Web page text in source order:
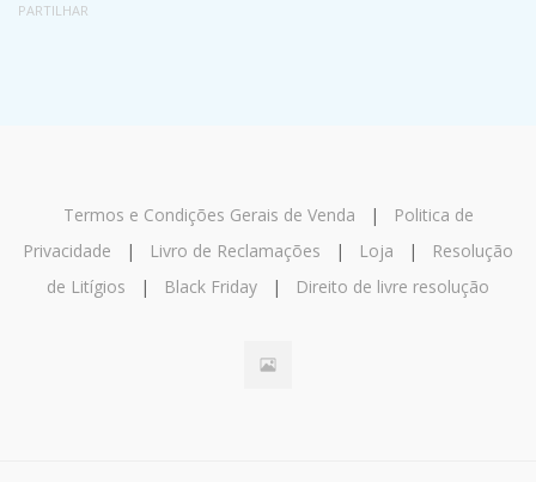
PARTILHAR
Termos e Condições Gerais de Venda |
Politica de
Privacidade | Livro de Reclamações | Loja |
Resolução
de Litígios | Black Friday | Direito de livre resolução